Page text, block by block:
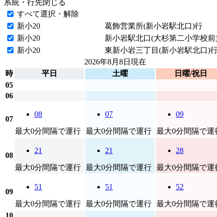
系統・行先閉じる
すべて選択・解除
新小20
葛飾営業所(新小岩駅北口)行
新小20
新小岩駅北口(大杉第二小学校前
新小20
東新小岩三丁目(新小岩駅北口)
2026年8月8日 現在
時
平日 土曜
日曜/祝日
05
06
07
08
最大0分間隔で運行
07
最大0分間隔で運行
09
最大0分間隔で運
08
21
最大0分間隔で運行
21
最大0分間隔で運行
28
最大0分間隔で運
09
51
最大0分間隔で運行
51
最大0分間隔で運行
52
最大0分間隔で運
10